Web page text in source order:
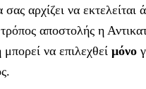
αρχίζει να εκτελείται
τρόπος αποστολής η
να επιλεχθεί μόνο